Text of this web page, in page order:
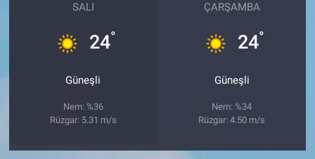
SALI
24°
Güneşli
Nem: %36
Rüzgar: 5.31 m/s
ÇARŞAMBA
24°
Güneşli
Nem: %34
Rüzgar: 4.50 m/s